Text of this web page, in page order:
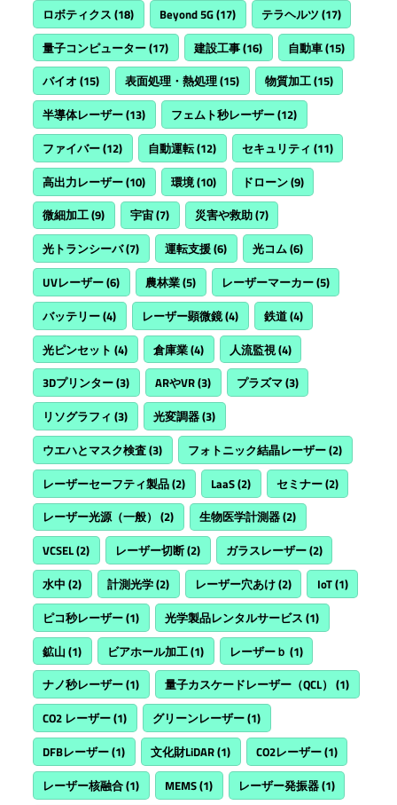
ロボティクス (18) Beyond 5G(17) テラヘルツ (17)
量子コンピューター(17) 建設工事(16) 自動車(15)
バイオ (15) 表面処理・熱処理(15) 物質加工(15)
半導体レーザー(13) フェムト秒レーザー(12)
ファイバー(12) 自動運転(12) セキュリティ (11)
高出力レーザー(10) 環境(10) ドローン(9)
微細加工(9) 宇宙(7) 災害や救助(7)
光トランシーバ(7) 運転支援(6) 光コム(6)
UVレーザー(6) 農林業(5) レーザーマーカー(5)
バッテリー(4) レーザー顕微鏡(4) 鉄道(4)
光ピンセット (4) 倉庫業(4) 人流監視(4)
3Dプリンター(3) ARやVR(3) プラズマ(3)
リソグラフィ (3) 光変調器(3)
ウエハとマスク検査(3) フォトニック結晶レーザー(2)
レーザーセーフティ製品(2) LaaS(2) セミナー(2)
レーザー光源（一般） (2) 生物医学計測器(2)
VCSEL(2) レーザー切断(2) ガラスレーザー(2)
水中 (2) 計測光学(2) レーザー穴あけ(2) IoT(1)
ピコ秒レーザー(1) 光学製品レンタルサービス (1)
鉱山 (1) ビアホール加工(1) レーザーｂ (1)
ナノ秒レーザー(1) 量子カスケードレーザー（QCL） (1)
CO2 レーザー(1) グリーンレーザー(1)
DFBレーザー(1) 文化財LiDAR(1) CO2レーザー(1)
レーザー核融合(1) MEMS(1) レーザー発振器(1)